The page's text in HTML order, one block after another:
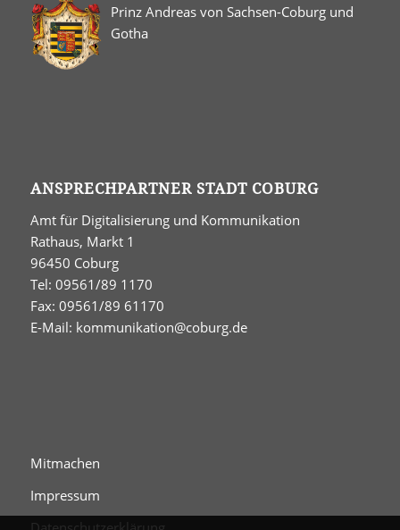
Prinz Andreas von Sachsen-Coburg und
Gotha
ANSPRECHPARTNER STADT COBURG
Amt für Digitalisierung und Kommunikation
Rathaus, Markt 1
96450 Coburg
Tel: 09561/89 1170
Fax: 09561/89 61170
E-Mail: kommunikation@coburg.de
Mitmachen
Impressum